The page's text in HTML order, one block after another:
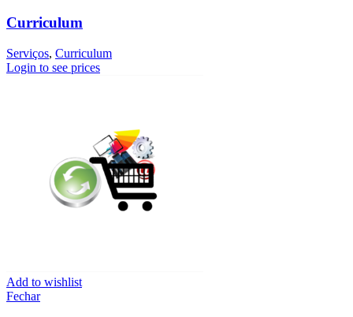
Curriculum
Serviços, Curriculum
Login to see prices
Add to wishlist
Fechar